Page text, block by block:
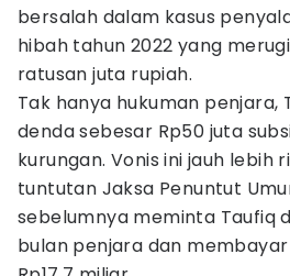
bersalah dalam kasus
hibah tahun 2022 yang
ratusan juta rupiah.
Tak hanya hukuman penjara,
denda sebesar Rp50 juta
kurungan. Vonis ini jauh lebih
tuntutan Jaksa Penuntut
sebelumnya meminta Taufiq
bulan penjara dan